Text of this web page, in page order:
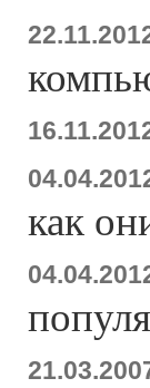
как